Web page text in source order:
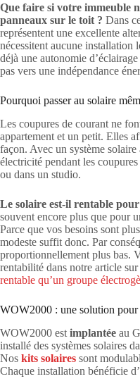
Que faire si votre immeuble
panneaux sur le toit ? Dans
représentent une excellente
nécessitent aucune
déjà une autonomie
pas vers une indépendance
Pourquoi passer au solaire
Les coupures de courant ne
appartement et un petit. Elles
façon. Avec un système
électricité pendant les
ou dans un studio.
Le solaire est-il rentable
souvent encore plus que pour
Parce que vos besoins sont
modeste suffit donc. Par
proportionnellement plus bas.
rentabilité dans notre article sur
rentable qu’un groupe
WOW2000 : une solution pour
WOW2000 est implantée au
installé des systèmes solaires
Nos kits solaires sont
Chaque installation bénéficie